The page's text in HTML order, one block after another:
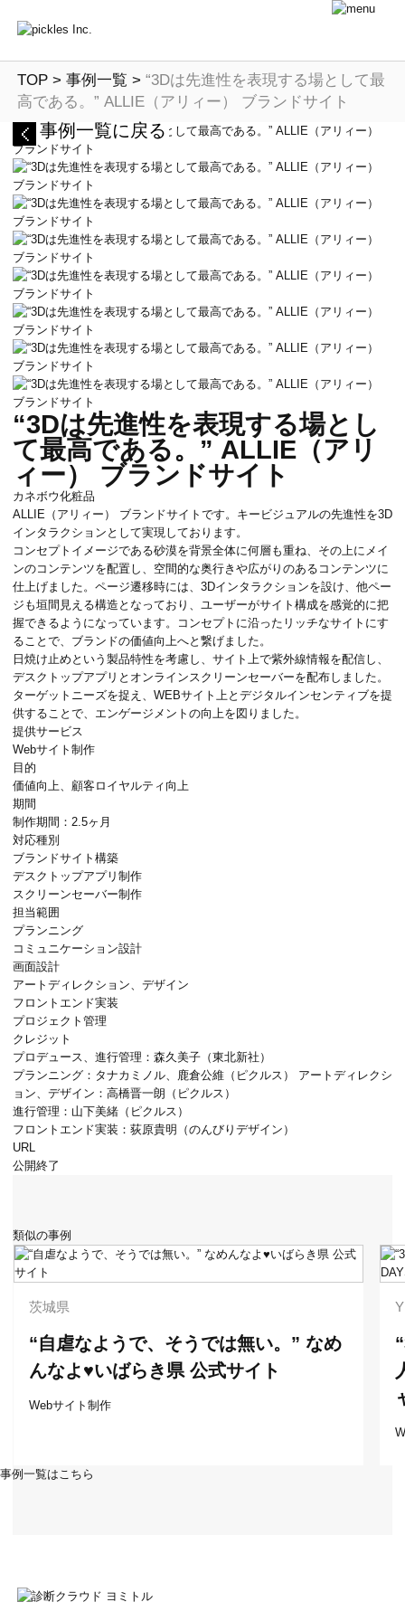
TOP >事例一覧 >“3Dは先進性を表現する場として最
高である。” ALLIE（アリィー） ブランドサイト
事例一覧に戻る
“3Dは先進性を表現する場とし
て最高である。” ALLIE（アリ
ィー） ブランドサイト
カネボウ化粧品
ALLIE（アリィー） ブランドサイトです。キービジュアルの先進性を3D
インタラクションとして実現しております。
コンセプトイメージである砂漠を背景全体に何層も重ね、その上にメイ
ンのコンテンツを配置し、空間的な奥行きや広がりのあるコンテンツに
仕上げました。ページ遷移時には、3Dインタラクションを設け、他ペー
ジも垣間見える構造となっており、ユーザーがサイト構成を感覚的に把
握できるようになっています。コンセプトに沿ったリッチなサイトにす
ることで、ブランドの価値向上へと繋げました。
日焼け止めという製品特性を考慮し、サイト上で紫外線情報を配信し、
デスクトップアプリとオンラインスクリーンセーバーを配布しました。
ターゲットニーズを捉え、WEBサイト上とデジタルインセンティブを提
供することで、エンゲージメントの向上を図りました。
提供サービス
Webサイト制作
目的
価値向上、顧客ロイヤルティ向上
期間
制作期間：2.5ヶ月
対応種別
ブランドサイト構築
デスクトップアプリ制作
スクリーンセーバー制作
担当範囲
プランニング
コミュニケーション設計
画面設計
アートディレクション、デザイン
フロントエンド実装
プロジェクト管理
クレジット
プロデュース、進行管理：森久美子（東北新社）
プランニング：タナカミノル、鹿倉公維（ピクルス） アートディレクシ
ョン、デザイン：高橋晋一朗（ピクルス）
進行管理： 山下美緒（ピクルス）
フロントエンド実装：荻原貴明（のんびりデザイン）
URL
公開終了
類似の事例
茨城県
“自虐なようで、そうでは無い。” なめ
んなよ♥いばらき県 公式サイト
Webサイト制作
事例一覧はこちら